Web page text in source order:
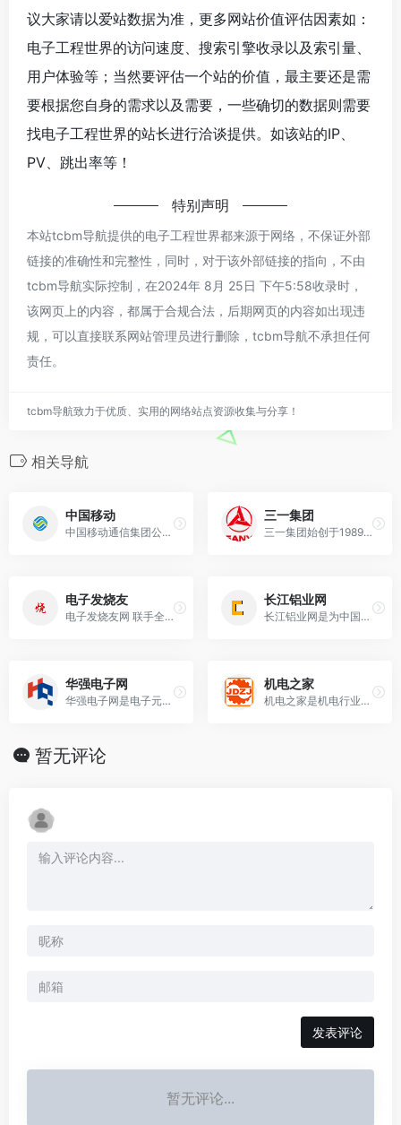
议大家请以爱站数据为准，更多网站价值评估因素如：
电子工程世界的访问速度、搜索引擎收录以及索引量、
用户体验等；当然要评估一个站的价值，最主要还是需
要根据您自身的需求以及需要，一些确切的数据则需要
找电子工程世界的站长进行洽谈提供。如该站的IP、
PV、跳出率等！
特别声明
本站tcbm导航提供的电子工程世界都来源于网络，不保证外部
链接的准确性和完整性，同时，对于该外部链接的指向，不由
tcbm导航实际控制，在2024年 8月 25日 下午5:58收录时，
该网页上的内容，都属于合规合法，后期网页的内容如出现违
规，可以直接联系网站管理员进行删除，tcbm导航不承担任何
责任。
tcbm导航致力于优质、实用的网络站点资源收集与分享！
相关导航
中国移动
中国移动通信集团公司（www.10086.cn）是中国规模大的移动通信运营商，主要经营移动话音、数据、IP电话和多媒体业务，并具有计算机互联网国际联网单位经营权
三一集团
三一集团始创于1989年，自成立以来，秉持“创建一流企业，造就一流人才，做出一流贡献”的企业愿景，打造了知名的“三一”品牌。 三一成为全球领先的装备制造企业，获
电子发烧友
电子发烧友网 联手全球半导体产业领先企业，为中国电子研发工程师及开发者，提供全面的技术、产业和供应链资讯和在线社区交流服务的平台。
长江铝业网
长江铝业网是为中国铝业企业提供长江铝锭价格行情,南海灵通铝锭价格,铝价格,铝合金价格,废铝价格,铝锭价格走势图,铝业报价、产品、供求信息，铝业新闻，铝业展会，铝
华强电子网
华强电子网是电子元器件原材料采购垂直B2B网站，为全球ic芯片/电子元件/配件采购商、供应商、贸易商、制造商提供专业的服务；华强电子网整合线上、线下的ic芯片和
机电之家
机电之家是机电行业网上机电市场,机电企业信息化专家,机电之家网提供：机电商机，机电五金展会，机电资料等
暂无评论
发表评论
暂无评论...